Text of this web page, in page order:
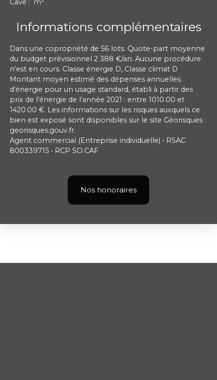
Informations complémentaires
Dans une copropriété de 56 lots. Quote-part moyenne
du budget prévisionnel 2 388 €/an. Aucune procédure
n'est en cours. Classe énergie D, Classe climat D
Montant moyen estimé des dépenses annuelles
d'énergie pour un usage standard, établi à partir des
prix de l'énergie de l'année 2021 : entre 1010.00 et
1420.00 €. Les informations sur les risques auxquels ce
bien est exposé sont disponibles sur le site Géorisques :
georisques.gouv.fr.
Agent commercial (Entreprise individuelle) • RSAC
800339715 • RCP SO.CAF
Nos honoraires